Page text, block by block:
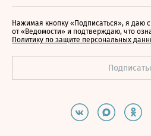
Нажимая кнопку «Подписаться», я даю
от «Ведомости» и подтверждаю, что
Политику по защите персональных